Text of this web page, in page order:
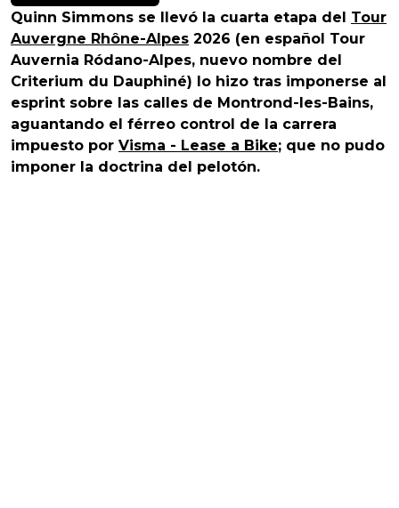
Quinn Simmons se llevó la cuarta etapa del Tour
Auvergne Rhône-Alpes 2026 (en español Tour
Auvernia Ródano-Alpes, nuevo nombre del
Criterium du Dauphiné) lo hizo tras imponerse al
esprint sobre las calles de Montrond-les-Bains,
aguantando el férreo control de la carrera
impuesto por Visma - Lease a Bike; que no pudo
imponer la doctrina del pelotón.